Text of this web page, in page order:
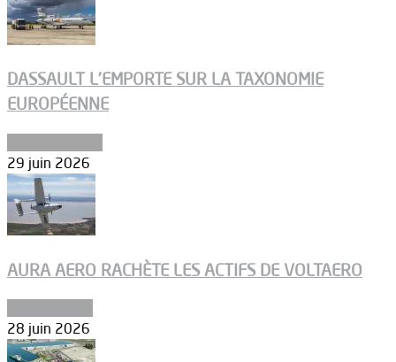
DASSAULT L’EMPORTE SUR LA TAXONOMIE
EUROPÉENNE
29 juin 2026
AURA AERO RACHÈTE LES ACTIFS DE VOLTAERO
28 juin 2026